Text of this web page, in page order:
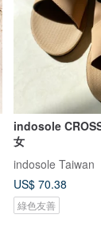
indosole
女
indosole Taiwan
US$ 70.38
綠色友善